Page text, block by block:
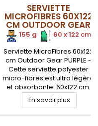
SERVIETTE
MICROFIBRES 60X122
CM OUTDOOR GEAR
PURPLE
155 g
60 x 122 cm
Serviette MicroFibres 60x122
cm Outdoor Gear PURPLE -
Cette serviette polyester
micro-fibres est ultra légère
et absorbante. 60x122 cm.
Absorbe cinq fois son poids
en eau. Douce au toucher.
Serviette micro-fibres pour la
En savoir plus